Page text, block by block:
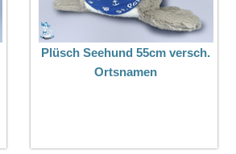
Plüsch Seehund 55cm versch.
Ortsnamen